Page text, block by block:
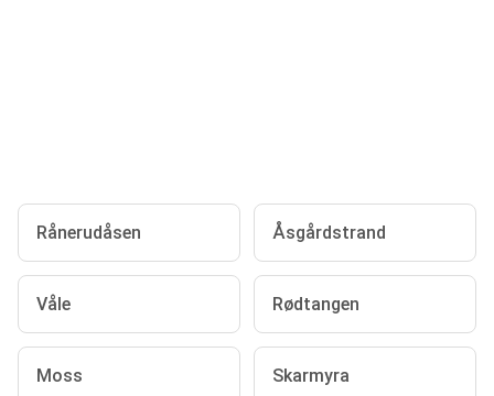
Rånerudåsen Åsgårdstrand
Våle Rødtangen
Moss Skarmyra